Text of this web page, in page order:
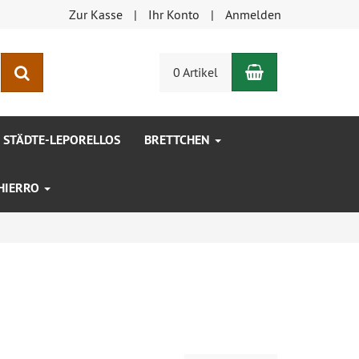
Zur Kasse Ihr Konto Anmelden
0 Artikel Warenkorb
STÄDTE-LEPORELLOS BRETTCHEN